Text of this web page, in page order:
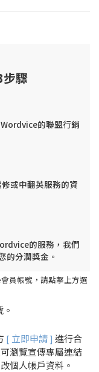
步驟
的聯盟行銷
或中翻英服務的資
的服務，我們
的分潤獎金。
員帳號，請點擊上方選
[ 立即申請 ] 進行合
瀏覽宣傳專屬連結
個人帳戶資料。